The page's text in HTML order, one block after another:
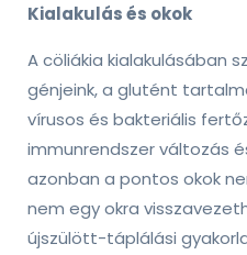
Kialakulás és okok
A cöliákia kialakulásában
génjeink, a glutént
vírusos és bakteriális
immunrendszer változás
azonban a pontos okok
nem egy okra
újszülött-táplálási